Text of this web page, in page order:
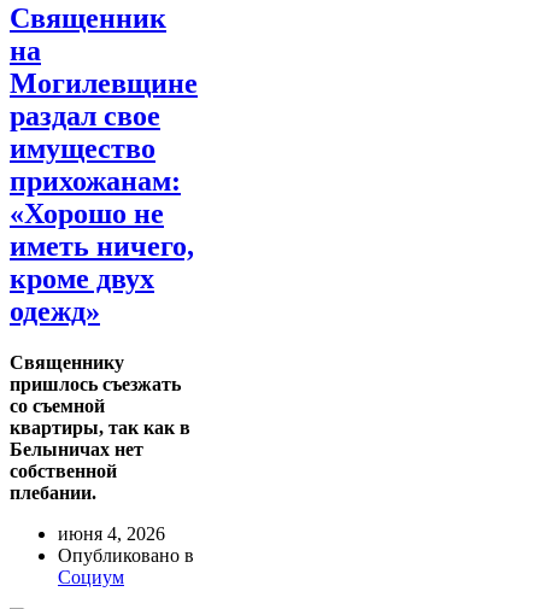
Священник
на
Могилевщине
раздал свое
имущество
прихожанам:
«Хорошо не
иметь ничего,
кроме двух
одежд»
Священнику
пришлось съезжать
со съемной
квартиры, так как в
Белыничах нет
собственной
плебании.
июня 4, 2026
Опубликовано в
Социум